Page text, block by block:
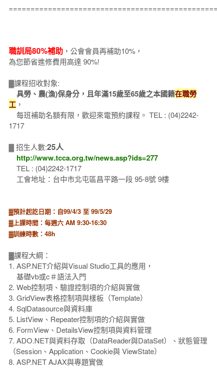
職訓局80%補助，公會會員再補助10%，
為您節省進修費用高達 90%!
▓課程招收對象:
具勞、農(漁)保身分，且年滿15歲至65歲之本國籍在職勞
工，
每班補助名額有限，歡迎來電預約課程。 TEL : (04)2242-
1717
▓ 招生人數:25人
http://www.tcca.org.tw/news.asp?ids=277
TEL : (04)2242-1717
工會地址：台中市北屯區昌平路一段 95-8號 9樓
▓預計起訖日期：自99/4/3 至 99/5/29
▓上課時間：每週六 AM 9:30-16:30
▓訓練時數：48h
▓課程大綱：
1. ASP.NET介紹與Visual Studio工具的應用，
基礎vb或c＃語法入門
2. Web控制項、驗證控制項的介紹與實做
3. GridView表格控制項與樣板（Template）
4. SqlDatasource與資料庫
5. ListView、Repeater控制項的介紹與實做
6. FormView、DetailsView控制項與資料管理
7. ADO.NET與資料存取（DataReader與DataSet）、狀態管理
（Session、Application、Cookie與 ViewState）
8. ASP.NET AJAX與專題實做